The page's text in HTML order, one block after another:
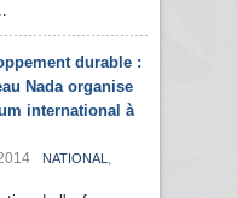
durable :
Nada organise
international à
NATIONAL ,